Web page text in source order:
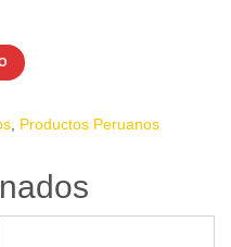
Productos Peruanos